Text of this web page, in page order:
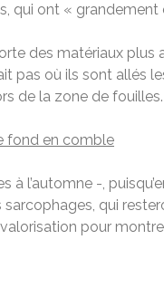
qui ont « grandement
des matériaux plus
pas où ils sont allés
de la zone de fouilles.
fond en comble
l’automne -,
qui
pour